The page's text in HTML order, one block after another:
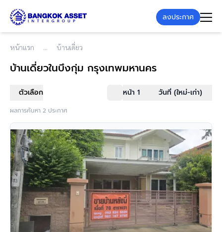
ลงประกาศ
หน้าแรก บ้านเดี่ยว
บ้านเดี่ยวในบึงกุ่ม กรุงเทพมหานคร
ตัวเลือก หน้า 1 วันที่ (ใหม่-เก่า)
ผลการค้นหา 2 ประกาศ